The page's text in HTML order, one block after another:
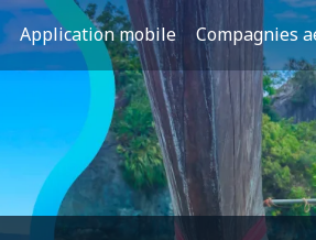
Application mobile Compagnies